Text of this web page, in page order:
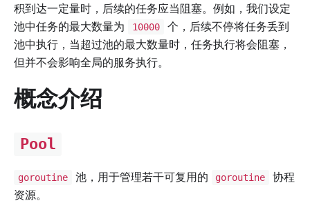
积到达一定量时，后续的任务应当阻塞。例如，我们设定
池中任务的最大数量为
10000
个，后续不停将任务丢到
池中执行，当超过池的最大数量时，任务执行将会阻塞，
但并不会影响全局的服务执行。
概念介绍
Pool
goroutine 池，用于管理若干可复用的 goroutine
协程
资源。